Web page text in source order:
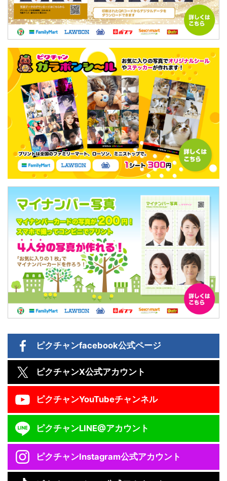
ピクチャンfacebook公式ページ
ピクチャンX公式アカウント
ピクチャンYouTubeチャンネル
ピクチャンLINE@アカウント
ピクチャンInstagram公式アカウント